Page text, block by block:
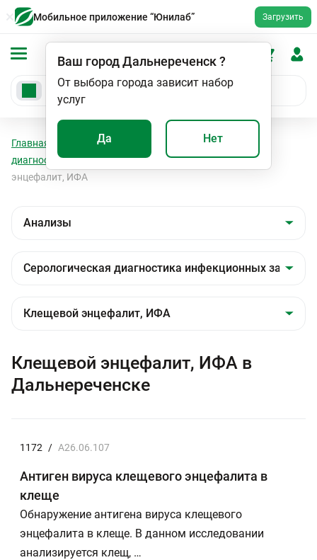
Мобильное приложение “Юнилаб” Загрузить
Ваш городДальнереченск?
От выбора города зависит набор
услуг
Да Нет
Главная Анализы
Серологическая
диагностика инфекционных заболеваний
Клещевой
энцефалит, ИФА
Клещевой энцефалит, ИФА в
Дальнереченске
1172 / A26.06.107
Антиген вируса клещевого энцефалита в
клеще
Обнаружение антигена вируса клещевого
энцефалита в клеще. В данном исследовании
анализируется клещ, …